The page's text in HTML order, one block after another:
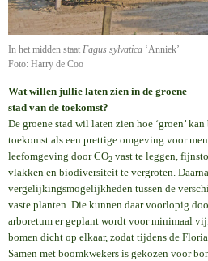
In het midden staat Fagus sylvatica ‘Anniek’
Foto: Harry de Coo
Wat willen jullie laten zien in de groene
stad van de toekomst?
De groene stad wil laten zien hoe ‘groen’
toekomst als een prettige omgeving voor
leefomgeving door CO2 vast te leggen,
vlakken en biodiversiteit te vergroten.
vergelijkingsmogelijkheden tussen de
vaste planten. Die kunnen daar voorlopig
arboretum er geplant wordt voor minimaal
bomen dicht op elkaar, zodat tijdens de
Samen met boomkwekers is gekozen voor